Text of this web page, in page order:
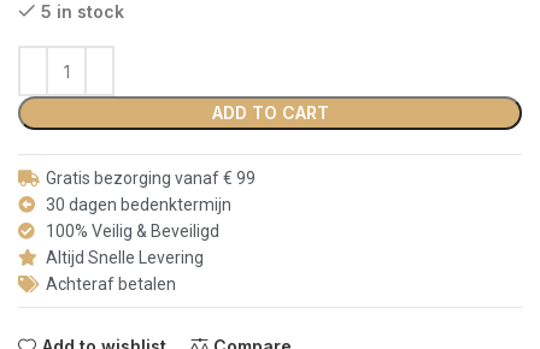
5 in stock
ADD TO CART
Gratis bezorging vanaf € 99
30 dagen bedenktermijn
100% Veilig & Beveiligd
Altijd Snelle Levering
Achteraf betalen